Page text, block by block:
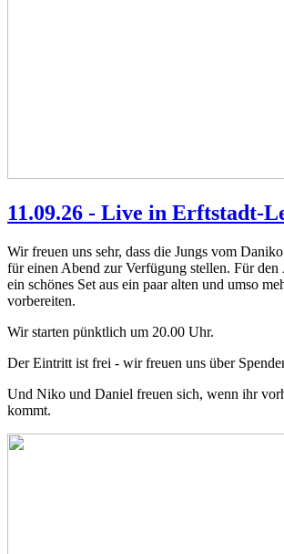
11.09.26 - Live in Erftstadt-
Wir freuen uns sehr, dass die Jungs vom
für einen Abend zur Verfügung stellen. Für
ein schönes Set aus ein paar alten und umso
vorbereiten.
Wir starten pünktlich um 20.00 Uhr.
Der Eintritt ist frei - wir freuen uns über
Und Niko und Daniel freuen sich, wenn ihr
kommt.